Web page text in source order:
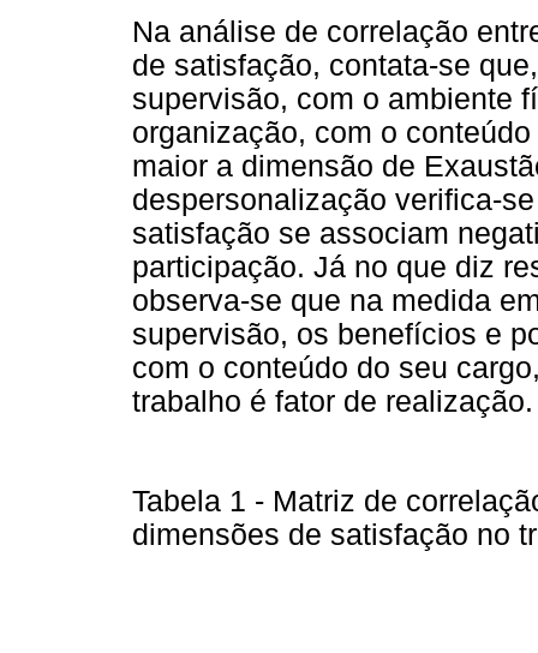
Na análise de correlação
de satisfação, contata-se
supervisão, com o ambiente
organização, com o
maior a dimensão de
despersonalização verifica-
satisfação se associam
participação. Já no que diz
observa-se que na medida
supervisão, os benefícios e
com o conteúdo do seu
trabalho é fator de realização.
Tabela 1 - Matriz de
dimensões de satisfação no